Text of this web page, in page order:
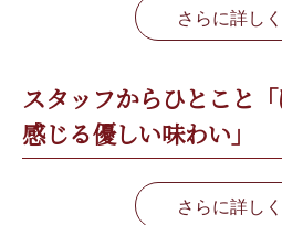
さらに詳しく
スタッフからひとこと
感じる優しい味わい」
さらに詳しく